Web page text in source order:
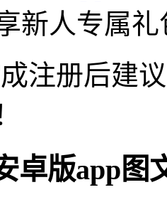
新人专属礼
注册后建
卓版app图